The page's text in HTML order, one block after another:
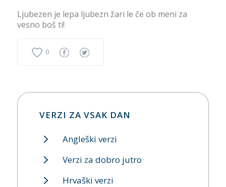
Ljubezen je lepa ljubezn žari le če ob meni za
vesno boš ti!
0
VERZI ZA VSAK DAN
Angleški verzi
Verzi za dobro jutro
Hrvaški verzi